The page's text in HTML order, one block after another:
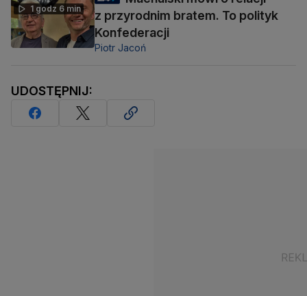
1 godz 6 min
z przyrodnim bratem. To polityk
Konfederacji
Piotr Jacoń
UDOSTĘPNIJ: